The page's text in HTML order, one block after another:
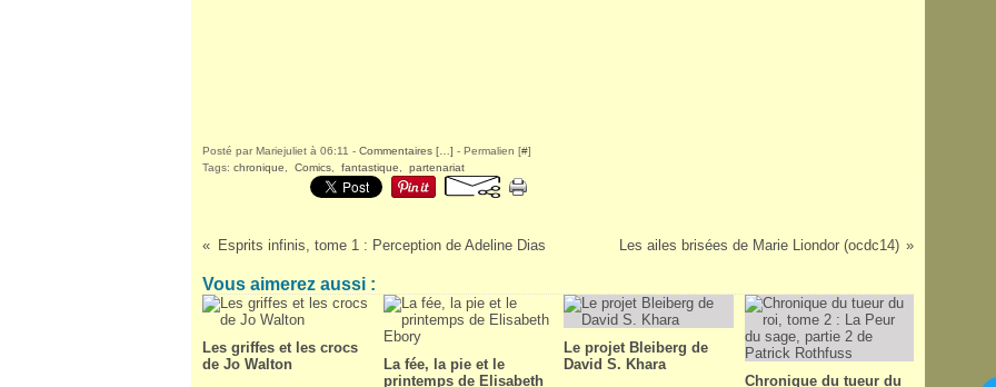
Posté par Mariejuliet à 06:11 - Commentaires [ ] - Permalien [#]
Tags: chronique Comics fantastique partenariat
Esprits infinis, tome 1 : Perception de Adeline Dias Les ailes brisées de Marie Liondor (ocdc14)
Vous aimerez aussi :
Les griffes et les crocs
de Jo Walton
La fée, la pie et le
printemps de Elisabeth
Le projet Bleiberg de
David S. Khara
Chronique du tueur du